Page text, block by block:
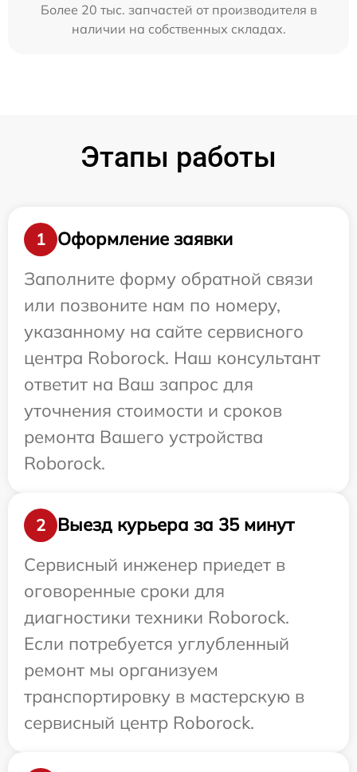
Более 20 тыс. запчастей от производителя в
наличии на собственных складах.
Этапы работы
1
Оформление заявки
Заполните форму обратной связи
или позвоните нам по номеру,
указанному на сайте сервисного
центра Roborock. Наш консультант
ответит на Ваш запрос для
уточнения стоимости и сроков
ремонта Вашего устройства
Roborock.
2
Выезд курьера за 35 минут
Сервисный инженер приедет в
оговоренные сроки для
диагностики техники Roborock.
Если потребуется углубленный
ремонт мы организуем
транспортировку в мастерскую в
сервисный центр Roborock.